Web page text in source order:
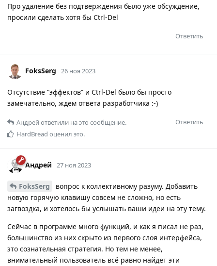
Про удаление без подтверждения было уже обсуждение,
просили сделать хотя бы Ctrl-Del
Ответить
FoksSerg 26 ноя 2023
Отсутствие “эффектов” и Ctrl-Del было бы просто
замечательно, ждем ответа разработчика :-)
Ответить
Андрейответили на это сообщение.
HardBread оценил это.
Андрей 27 ноя 2023
FoksSerg
вопрос к коллективному разуму. Добавить
новую горячую клавишу совсем не сложно, но есть
загвоздка, и хотелось бы услышать ваши идеи на эту тему.
Сейчас в программе много функций, и как я писал не раз,
большинство из них скрыто из первого слоя интерфейса,
это сознательная стратегия. Но тем не менее,
внимательный пользователь всё равно найдет эти